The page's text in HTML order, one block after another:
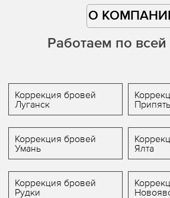
О
Работаем по всей
Коррекция бровей
Луганск
Припять
Коррекция бровей
Умань
Ялта
Коррекция бровей
Рудки